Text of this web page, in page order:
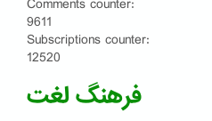
Comments counter:
9611
Subscriptions counter:
12520
فرهنگ لغت